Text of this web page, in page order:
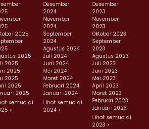
2025
2025
2025
2025
2025
2025
2025
semua di
>
Desember
2024
November
2024
September
2024
Agustus 2024
Juli 2024
Juni 2024
Mei 2024
Maret 2024
Februari 2024
Januari 2024
Lihat semua di
2024 >
Desember
2023
November
2023
Oktober 2023
September
2023
Agustus 2023
Juli 2023
Juni 2023
Mei 2023
April 2023
Maret 2023
Februari 2023
Januari 2023
Lihat semua di
2023 >